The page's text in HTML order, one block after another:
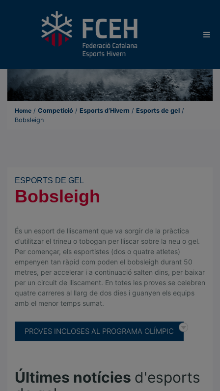
Home / Competició / Esports d’Hivern / Esports de gel /
Bobsleigh
ESPORTS DE GEL
Bobsleigh
O
B
S
L
E
I
G
És un esport de lliscament que va sorgir de la pràctica
d’utilitzar el trineu o tobogan per lliscar sobre la neu o gel.
Per començar, els esportistes (dos o quatre atletes)
empenyen tan ràpid com poden el bobsleigh durant 50
metres, per accelerar i a continuació salten dins, per baixar
per un circuit de lliscament. En totes les proves se celebren
quatre carreres al llarg de dos dies i guanyen els equips
amb el menor temps sumat.
PROVES INCLOSES AL PROGRAMA OLÍMPIC
Últimes notícies d'esports